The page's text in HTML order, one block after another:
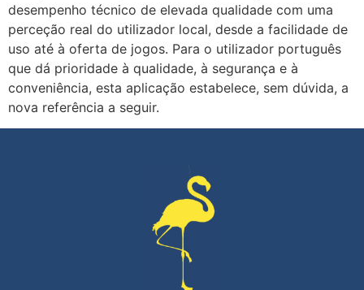
desempenho técnico de elevada qualidade com uma
perceção real do utilizador local, desde a facilidade de
uso até à oferta de jogos. Para o utilizador português
que dá prioridade à qualidade, à segurança e à
conveniência, esta aplicação estabelece, sem dúvida, a
nova referência a seguir.